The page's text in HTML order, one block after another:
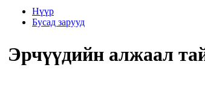
Нүүр
Бусад зарууд
Эрчүүдийн алжаал